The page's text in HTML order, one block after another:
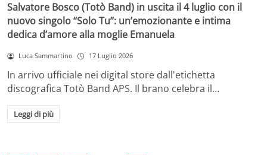
Salvatore Bosco (Totò Band) in uscita il 4 luglio con il
nuovo singolo “Solo Tu”: un’emozionante e intima
dedica d’amore alla moglie Emanuela
Luca Sammartino 17 Luglio 2026
In arrivo ufficiale nei digital store dall'etichetta
discografica Totò Band APS. Il brano celebra il…
Leggi di più